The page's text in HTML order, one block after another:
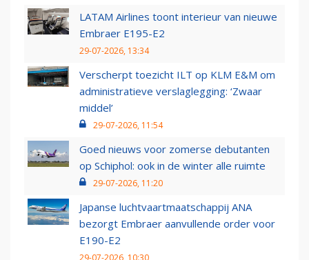
LATAM Airlines toont interieur van nieuwe
Embraer E195-E2
29-07-2026, 13:34
Verscherpt toezicht ILT op KLM E&M om
administratieve verslaglegging: ‘Zwaar
middel’
29-07-2026, 11:54
Goed nieuws voor zomerse debutanten
op Schiphol: ook in de winter alle ruimte
29-07-2026, 11:20
Japanse luchtvaartmaatschappij ANA
bezorgt Embraer aanvullende order voor
E190-E2
29-07-2026, 10:30